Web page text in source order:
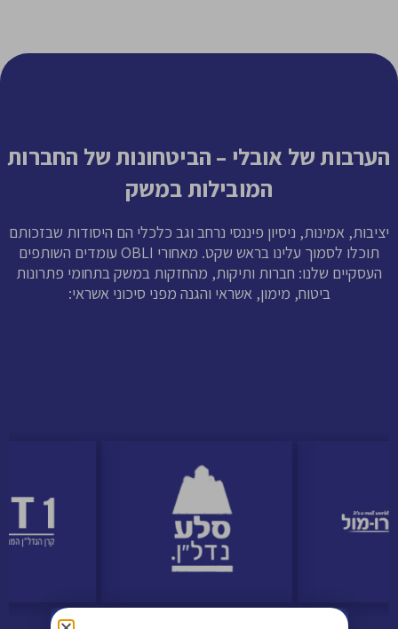
הערבות של אובלי – הביטחונות של החברות
המובילות במשק
יציבות, אמינות, ניסיון פיננסי נרחב וגב כלכלי הם היסודות שבזכותם
תוכלו לסמוך עלינו בראש שקט. מאחורי OBLI עומדים השותפים
העסקיים שלנו: חברות ותיקות, מהחזקות במשק בתחומי פתרונות
ביטוח, מימון, אשראי והגנה מפני סיכוני אשראי: